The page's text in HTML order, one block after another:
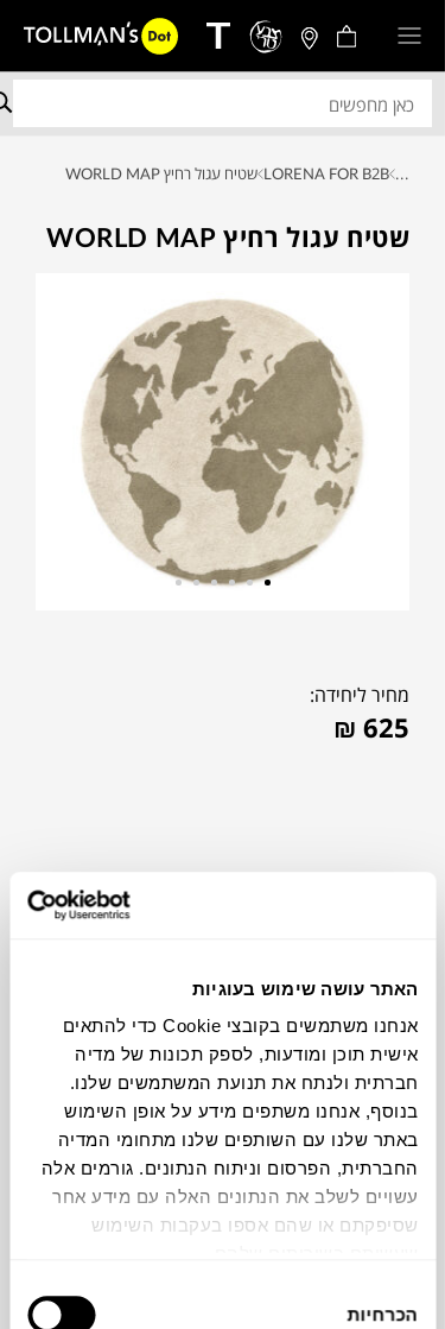
האתר עושה שימוש בעוגיות
אנחנו משתמשים בקובצי Cookie כדי להתאים
אישית תוכן ומודעות, לספק תכונות של מדיה
חברתית ולנתח את תנועת המשתמשים שלנו.
בנוסף, אנחנו משתפים מידע על אופן השימוש
באתר שלנו עם השותפים שלנו מתחומי המדיה
החברתית, הפרסום וניתוח הנתונים. גורמים אלה
עשויים לשלב את הנתונים האלה עם מידע אחר
שסיפקתם או שהם אספו בעקבות השימוש
הסכמה
הכרחיות
...
LORENA FOR B2B שטיח עגול רחיץ WORLD MAP
שטיח עגול רחיץ WORLD MAP
מחיר ליחידה:
₪ 625
להדמיית AI Design
צבעים
הספרדי
, עם דוגמה רכה